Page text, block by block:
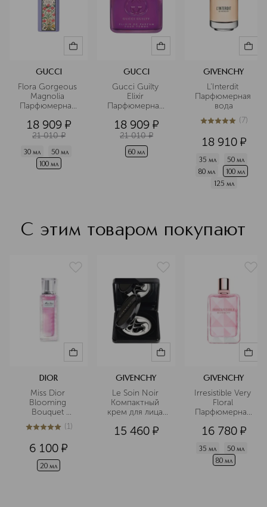
GUCCI
Flora Gorgeous
Magnolia
Парфюмерная
18 909 ¤
21 010 ¤
30 мл
50 мл
100 мл
GUCCI
Gucci Guilty
Elixir
Парфюмерная
18 909 ¤
21 010 ¤
60 мл
GIVENCHY
L'Interdit
Парфюмерная
вода
5из 57 (7)
18 910 ¤
35 мл
50 мл
80 мл
100 мл
125 мл
С этим товаром покупают
DIOR
Miss Dior
Blooming
Bouquet
Туалетная вода
с роликовым
5из 51 (1)
6 100 ¤
20 мл
GIVENCHY
Le Soin Noir
Компактный
крем для лица
15 460 ¤
GIVENCHY
Irresistible Very
Floral
Парфюмерная
16 780 ¤
35 мл
50 мл
80 мл